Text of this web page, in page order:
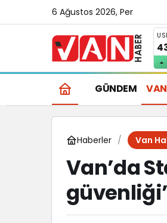
6 Ağustos 2026, Per
GÜNDEM
Haberler Van
Van’da